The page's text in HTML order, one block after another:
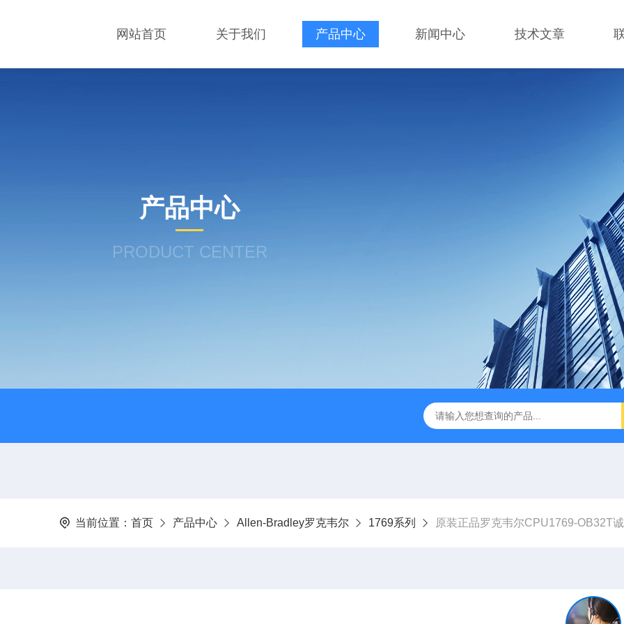
网站首页 关于我们 产品中心 新闻中心 技术文章
产品中心
PRODUCT CENTER
当前位置： 首页 产品中心 Allen-Bradley罗克韦尔 1769系列 原装正品罗克韦尔CPU1769-OB32T